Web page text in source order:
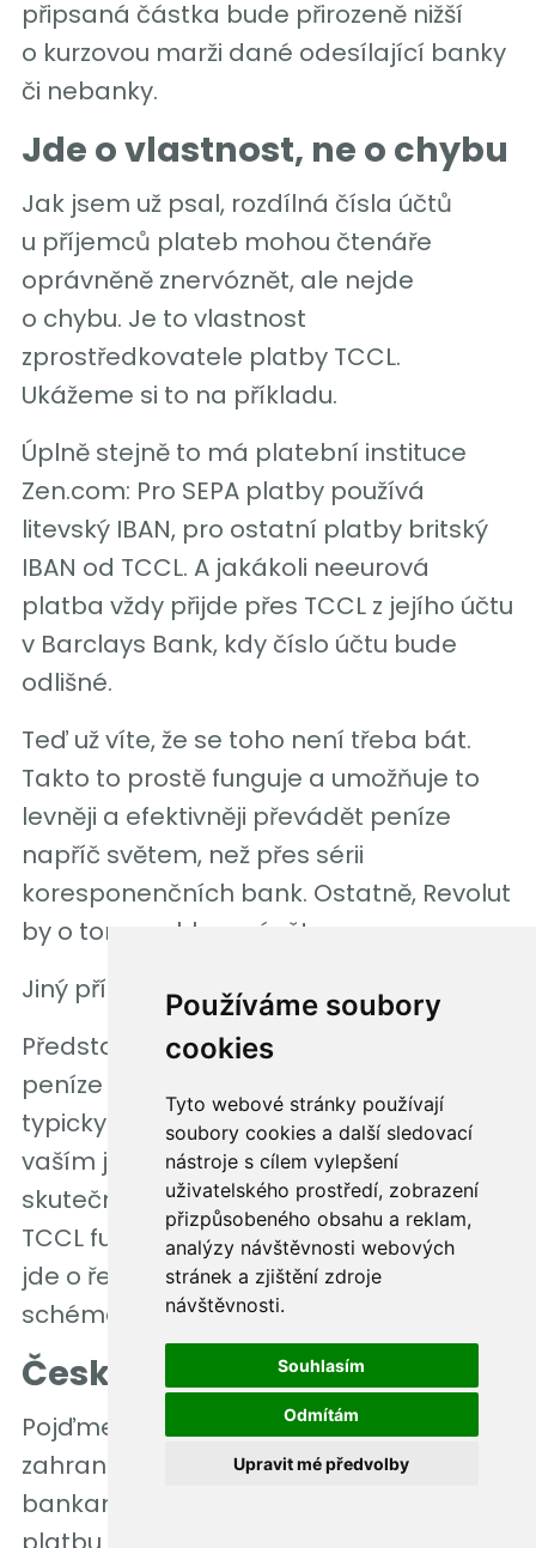
Používáme soubory
cookies
Tyto webové stránky používají
soubory cookies a další sledovací
nástroje s cílem vylepšení
uživatelského prostředí, zobrazení
přizpůsobeného obsahu a reklam,
analýzy návštěvnosti webových
stránek a zjištění zdroje
návštěvnosti.
Souhlasím
Odmítám
Upravit mé předvolby
připsaná částka bude přirozeně nižší
o kurzovou marži dané odesílající banky
či nebanky.
Jde o vlastnost, ne o chybu
Jak jsem už psal, rozdílná čísla účtů
u příjemců plateb mohou čtenáře
oprávněně znervóznět, ale nejde
o chybu. Je to vlastnost
zprostředkovatele platby TCCL.
Ukážeme si to na příkladu.
Úplně stejně to má platební instituce
Zen.com: Pro SEPA platby používá
litevský IBAN, pro ostatní platby britský
IBAN od TCCL. A jakákoli neeurová
platba vždy přijde přes TCCL z jejího účtu
v Barclays Bank, kdy číslo účtu bude
odlišné.
Teď už víte, že se toho není třeba bát.
Takto to prostě funguje a umožňuje to
levněji a efektivněji převádět peníze
napříč světem, než přes sérii
koresponenčních bank. Ostatně, Revolut
by o tom mohl vyprávět.
Jiný příklad:
Představte si, že kvůli lepšímu kurzu
peníze pošlete přes platební instituci,
typicky směnárnu. Ta je sice odešle
vaším jménem, ale příjemci se zobrazí
skutečný majitel účtu, tedy směnárna.
TCCL funguje stejně s tím rozdílem, že
jde o řešení patřící kartovému
schématu Visa.
České zahraniční platby
Pojďme si poslat pár
zahraničních plateb mezi českými
bankami. Co tak zkusit poslat SEPA